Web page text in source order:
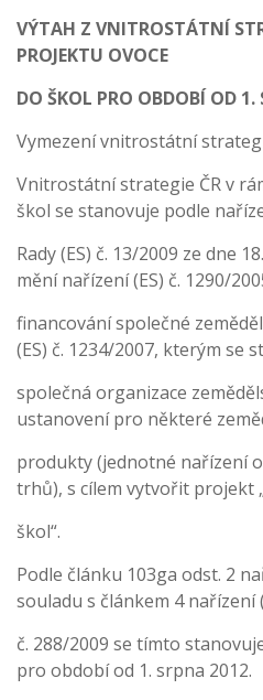
VÝTAH Z VNITROSTÁTNÍ
PROJEKTU OVOCE
DO ŠKOL PRO OBDOBÍ OD 1.
Vymezení vnitrostátní
Vnitrostátní strategie ČR v
škol se stanovuje podle
Rady (ES) č. 13/2009 ze dne
mění nařízení (ES) č. 1290/
financování společné
(ES) č. 1234/2007, kterým se
společná organizace
ustanovení pro některé
produkty (jednotné nařízení
trhů), s cílem vytvořit projekt
škol“.
Podle článku 103ga odst. 2
souladu s článkem 4 nařízení
č. 288/2009 se tímto
pro období od 1. srpna 2012.